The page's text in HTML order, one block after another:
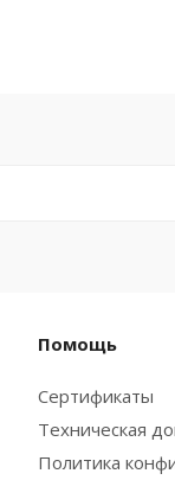
Помощь
Сертификаты
Техническая
Политика